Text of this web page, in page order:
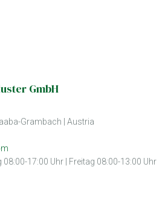
GmbH
Grambach | Austria
17:00 Uhr | Freitag 08:00-13:00 Uhr